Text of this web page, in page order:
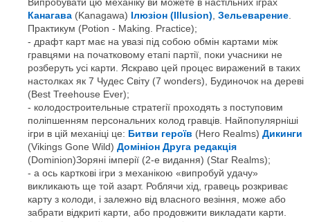
Випробувати цю механіку ви можете в настільних іграх
Канагава (Kanagawa) Ілюзіон (Illusion), Зельеварение.
Практикум (Potion - Making. Practice);
драфт карт має на увазі під собою обмін картами між
гравцями на початковому етапі партії, поки учасники не
розберуть усі карти. Яскраво цей процес виражений в таких
настолках як 7 Чудес Світу (7 wonders), Будиночок на дереві
(Best Treehouse Ever);
колодостроительные стратегії проходять з поступовим
поліпшенням персональних колод гравців. Найпопулярніші
ігри в цій механіці це: Битви героїв (Hero Realms) Дикинги
(Vikings Gone Wild) Домініон Друга редакція
(Dominion)Зоряні імперії (2-е видання) (Star Realms);
а ось карткові ігри з механікою «випробуй удачу»
викликають ще той азарт. Роблячи хід, гравець розкриває
карту з колоди, і залежно від власного везіння, може або
забрати відкриті карти, або продовжити викладати карти.